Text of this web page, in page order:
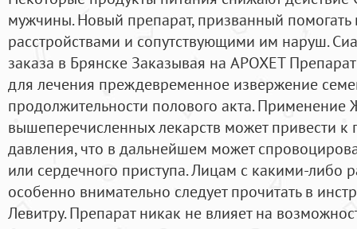
мужчины. Новый препарат, призванный помогать
расстройствами и сопутствующими им наруш.
заказа в Брянске Заказывая на APOXET
для лечения преждевременное извержение
продолжительности полового акта.
вышеперечисленных лекарств может привести
давления, что в дальнейшем может
или сердечного приступа. Лицам с какими-либо
особенно внимательно следует прочитать в
Левитру. Препарат никак не влияет на